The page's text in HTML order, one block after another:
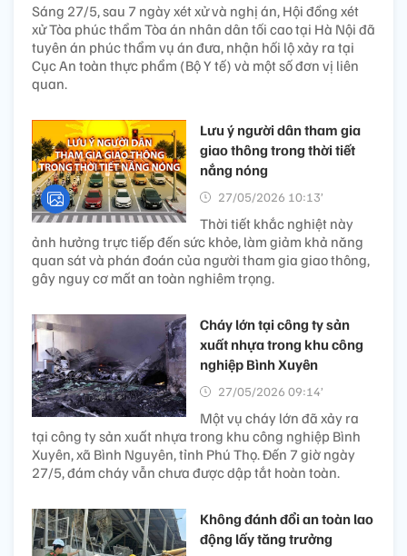
Sáng 27/5, sau 7 ngày xét xử và nghị án, Hội đồng xét
xử Tòa phúc thẩm Tòa án nhân dân tối cao tại Hà Nội đã
tuyên án phúc thẩm vụ án đưa, nhận hối lộ xảy ra tại
Cục An toàn thực phẩm (Bộ Y tế) và một số đơn vị liên
quan.
Lưu ý người dân tham gia
giao thông trong thời tiết
nắng nóng
27/05/2026 10:13’
Thời tiết khắc nghiệt này
ảnh hưởng trực tiếp đến sức khỏe, làm giảm khả năng
quan sát và phán đoán của người tham gia giao thông,
gây nguy cơ mất an toàn nghiêm trọng.
Cháy lớn tại công ty sản
xuất nhựa trong khu công
nghiệp Bình Xuyên
27/05/2026 09:14’
Một vụ cháy lớn đã xảy ra
tại công ty sản xuất nhựa trong khu công nghiệp Bình
Xuyên, xã Bình Nguyên, tỉnh Phú Thọ. Đến 7 giờ ngày
27/5, đám cháy vẫn chưa được dập tắt hoàn toàn.
Không đánh đổi an toàn lao
động lấy tăng trưởng